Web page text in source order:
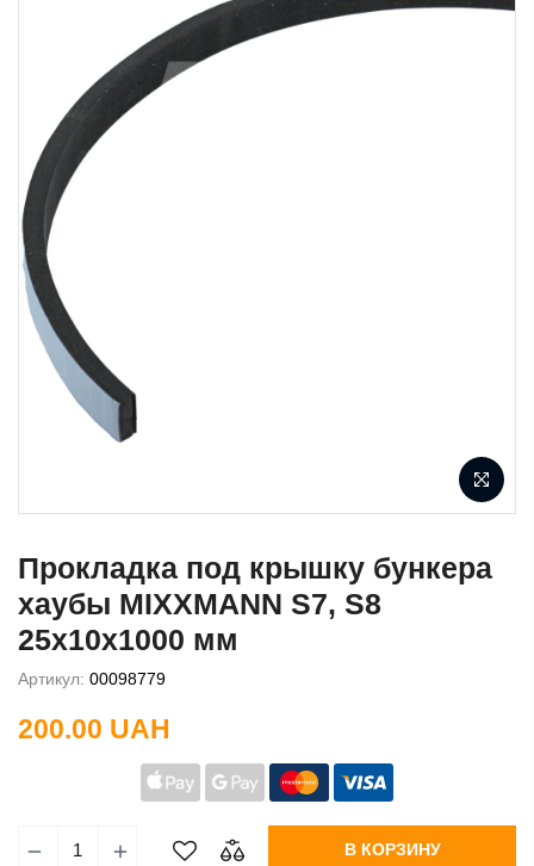
Прокладка под крышку бункера
хаубы MIXXMANN S7, S8
25x10х1000 мм
Артикул: 00098779
200.00 UAH
В КОРЗИНУ